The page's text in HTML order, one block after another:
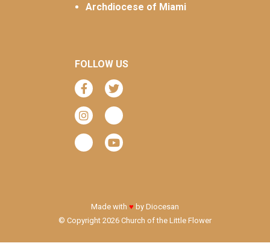
Archdiocese of Miami
FOLLOW US
© Copyright 2026 Church of the Little Flower
Made with ♥ by Diocesan